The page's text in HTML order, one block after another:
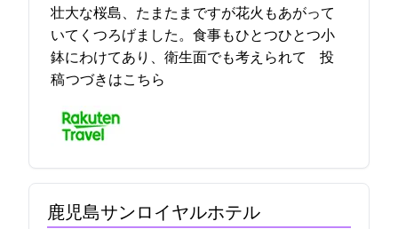
壮大な桜島、たまたまですが花火もあがって
いてくつろげました。食事もひとつひとつ小
鉢にわけてあり、衛生面でも考えられて… 2021-11-10 20:35:28投
稿つづきはこちら
鹿児島サンロイヤルホテル